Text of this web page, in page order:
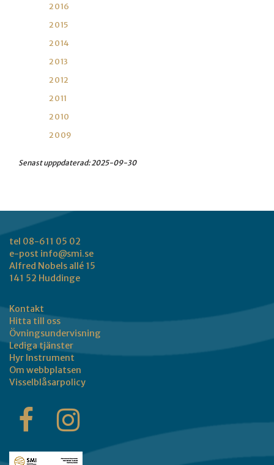
2016
2015
2014
2013
2012
2011
2010
2009
Senast upppdaterad:2025-09-30
tel 08-611 05 02
e-post info@smi.se
Alfred Nobels allé 15
141 52 Huddinge
Kontakt
Hitta till oss
Övningsundervisning
Lediga tjänster
Hyr Instrument
Om webbplatsen
Visselblåsarpolicy